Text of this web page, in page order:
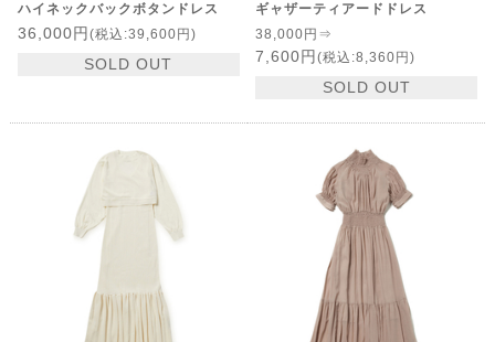
ハイネックバックボタンドレス
36,000円 (税込:39,600円)
SOLD OUT
ギャザーティアードドレス
38,000円⇒
7,600円 (税込:8,360円)
SOLD OUT